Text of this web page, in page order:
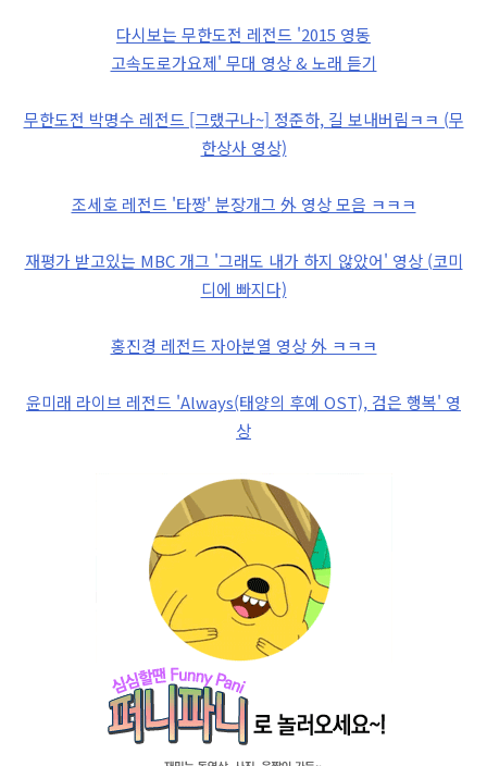
다시보는 무한도전 레전드 '2015 영동
고속도로가요제' 무대 영상 & 노래 듣기
무한도전 박명수 레전드 [그랬구나~] 정준하, 길 보내버림ㅋㅋ (무
한상사 영상)
조세호 레전드 '타짱' 분장개그 外 영상 모음 ㅋㅋㅋ
재평가 받고있는 MBC 개그 '그래도 내가 하지 않았어' 영상 (코미
디에 빠지다)
홍진경 레전드 자아분열 영상 外 ㅋㅋㅋ
윤미래 라이브 레전드 'Always(태양의 후예 OST), 검은 행복' 영
상